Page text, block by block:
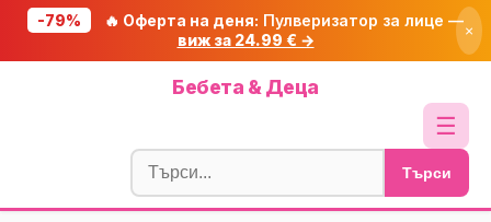
-79% 🔥 Оферта на деня: Пулверизатор за лице —
виж за 24.99 € →
×
Бебета & Деца
☰
Блог
🧮 Калкулатори
Търси